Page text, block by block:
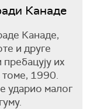
Канаде
Канаде,
и друге
их
1990.
ударио малог